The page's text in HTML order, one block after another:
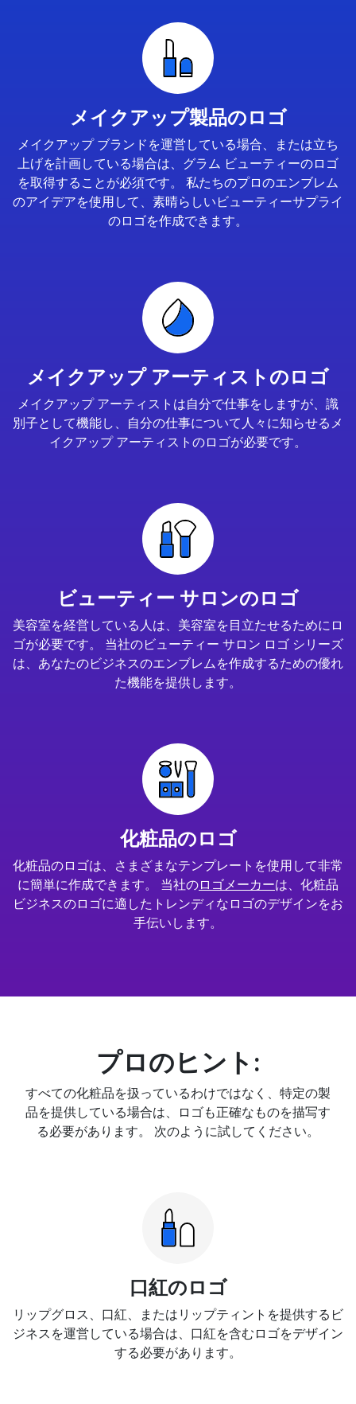
メイクアップ製品のロゴ
メイクアップ ブランドを運営している場合、または立ち
上げを計画している場合は、グラム ビューティーのロゴ
を取得することが必須です。 私たちのプロのエンブレム
のアイデアを使用して、素晴らしいビューティーサプライ
のロゴを作成できます。
メイクアップ アーティストのロゴ
メイクアップ アーティストは自分で仕事をしますが、識
別子として機能し、自分の仕事について人々に知らせるメ
イクアップ アーティストのロゴが必要です。
ビューティー サロンのロゴ
美容室を経営している人は、美容室を目立たせるためにロ
ゴが必要です。 当社のビューティー サロン ロゴ シリーズ
は、あなたのビジネスのエンブレムを作成するための優れ
た機能を提供します。
化粧品のロゴ
化粧品のロゴは、さまざまなテンプレートを使用して非常
に簡単に作成できます。 当社のロゴメーカーは、化粧品
ビジネスのロゴに適したトレンディなロゴのデザインをお
手伝いします。
プロのヒント:
すべての化粧品を扱っているわけではなく、特定の製
品を提供している場合は、ロゴも正確なものを描写す
る必要があります。 次のように試してください。
口紅のロゴ
リップグロス、口紅、またはリップティントを提供するビ
ジネスを運営している場合は、口紅を含むロゴをデザイン
する必要があります。